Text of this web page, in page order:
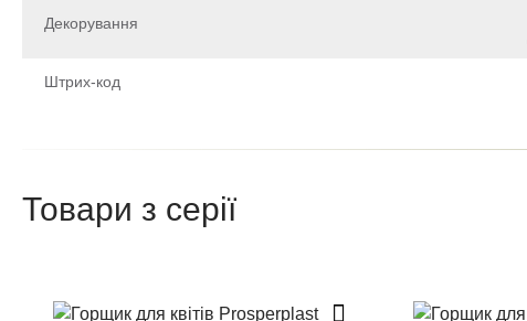
Декорування
Штрих-код
Поставте оцінку товару
Товари з серії